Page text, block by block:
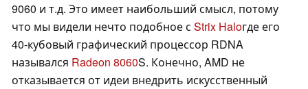
9060 и т.д. Это имеет наибольший смысл, потому
что мы видели нечто подобное с Strix Haloгде его
40-кубовый графический процессор RDNA
назывался Radeon 8060S. Конечно, AMD не
отказывается от идеи внедрить искусственный